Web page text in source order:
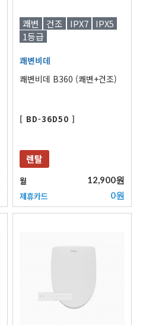
쾌변 건조 IPX7
IPX5
1등급
쾌변비데
쾌변비데 B360 (쾌변+건조)
[ BD-36D50 ]
렌탈
월 12,900원
제휴카드 0원